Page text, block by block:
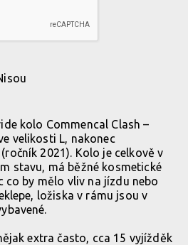
kolo Commencal Clash –
velikosti L, nakonec
2021). Kolo je celkově v
stavu, má běžné kosmetické
co by mělo vliv na jízdu nebo
ložiska v rámu jsou v
extra často, cca 15 vyjížděk